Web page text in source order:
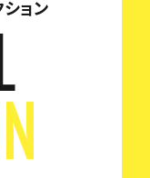
ョン